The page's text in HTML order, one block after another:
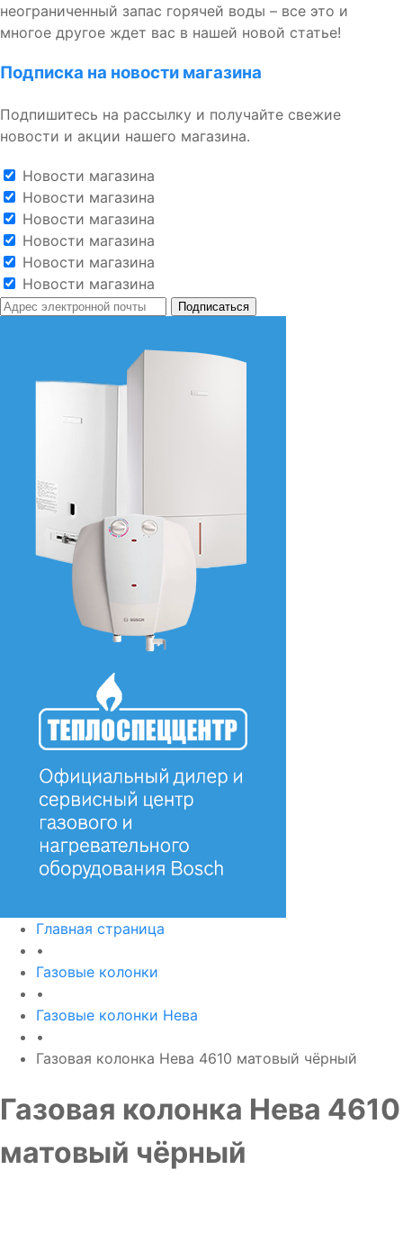
неограниченный запас горячей воды – все это и
многое другое ждет вас в нашей новой статье!
Подписка на новости магазина
Подпишитесь на рассылку и получайте свежие
новости и акции нашего магазина.
Новости магазина
Новости магазина
Новости магазина
Новости магазина
Новости магазина
Новости магазина
Главная страница
•
Газовые колонки
•
Газовые колонки Нева
•
Газовая колонка Нева 4610 матовый чёрный
Газовая колонка Нева 4610
матовый чёрный